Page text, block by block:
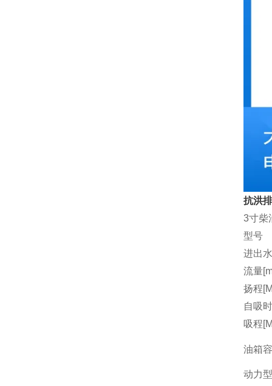
抗洪
3寸柴
型号
进出
流量
扬程
自吸
吸程
油箱
动力